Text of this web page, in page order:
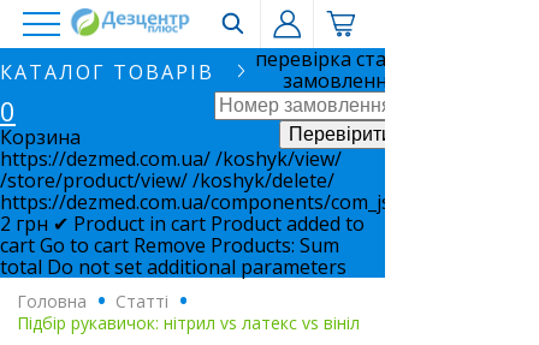
КАТАЛОГ ТОВАРІВ
перевірка статусу
замовлення
0
Корзина
https://dezmed.com.ua//koshyk/view/
/store/product/view//koshyk/delete/
https://dezmed.com.ua/components/com_jshopping/files/
2 грн ✔ Product in cart Product added to
cartGo to cart Remove Products: Sum
total Do not set additional parameters
Головна . Статті
.
Підбір рукавичок: нітрил vs латекс vs вініл